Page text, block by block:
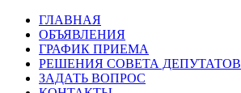
ГЛАВНАЯ
ОБЪЯВЛЕНИЯ
ГРАФИК ПРИЕМА
РЕШЕНИЯ СОВЕТА ДЕПУТАТОВ
ЗАДАТЬ ВОПРОС